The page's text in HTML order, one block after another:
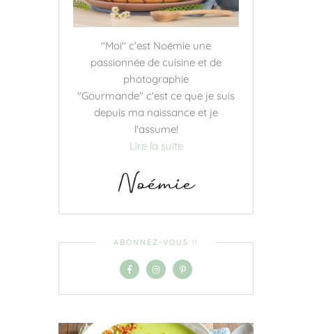
"Moi" c'est Noémie une
passionnée de cuisine et de
photographie
"Gourmande" c'est ce que je suis
depuis ma naissance et je
l'assume!
Lire la suite
ABONNEZ-VOUS !!